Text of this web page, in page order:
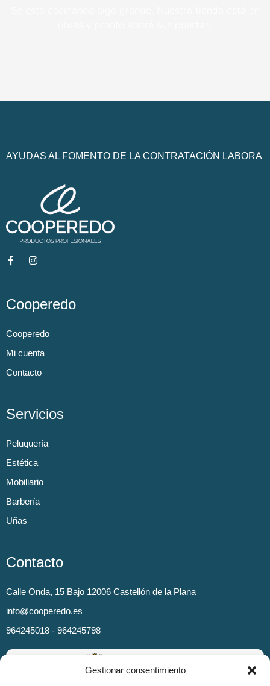
Gestionar consentimiento
AYUDAS AL FOMENTO DE LA CONTRATACIÓN LABORA
Cooperedo
Cooperedo
Mi cuenta
Contacto
Servicios
Peluquería
Estética
Mobiliario
Barbería
Uñas
Contacto
Calle Onda, 15 Bajo 12006 Castellón de la Plana
info@cooperedo.es
964245018 - 964245798